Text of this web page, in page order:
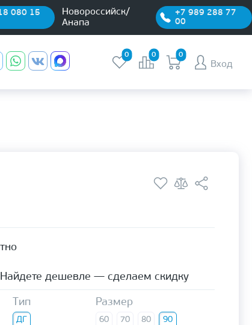
080 15
Новороссийск/
Анапа
+7 989 288 77
00
0 0 0
Вход
Найдете дешевле — сделаем скидку
Тип
ДГ
Размер
60 70 80 90